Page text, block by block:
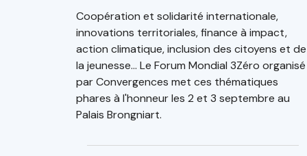
Coopération et solidarité internationale,
innovations territoriales, finance à impact,
action climatique, inclusion des citoyens et de
la jeunesse... Le Forum Mondial 3Zéro organisé
par Convergences met ces thématiques
phares à l'honneur les 2 et 3 septembre au
Palais Brongniart.